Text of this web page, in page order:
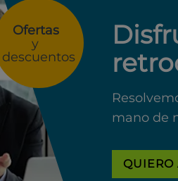
Ofertas
y
descuentos
mano de
QUIERO